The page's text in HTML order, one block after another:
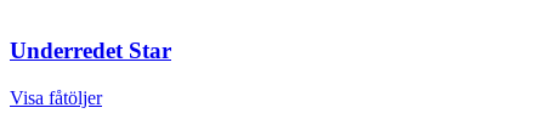
Underredet Star
Visa fåtöljer